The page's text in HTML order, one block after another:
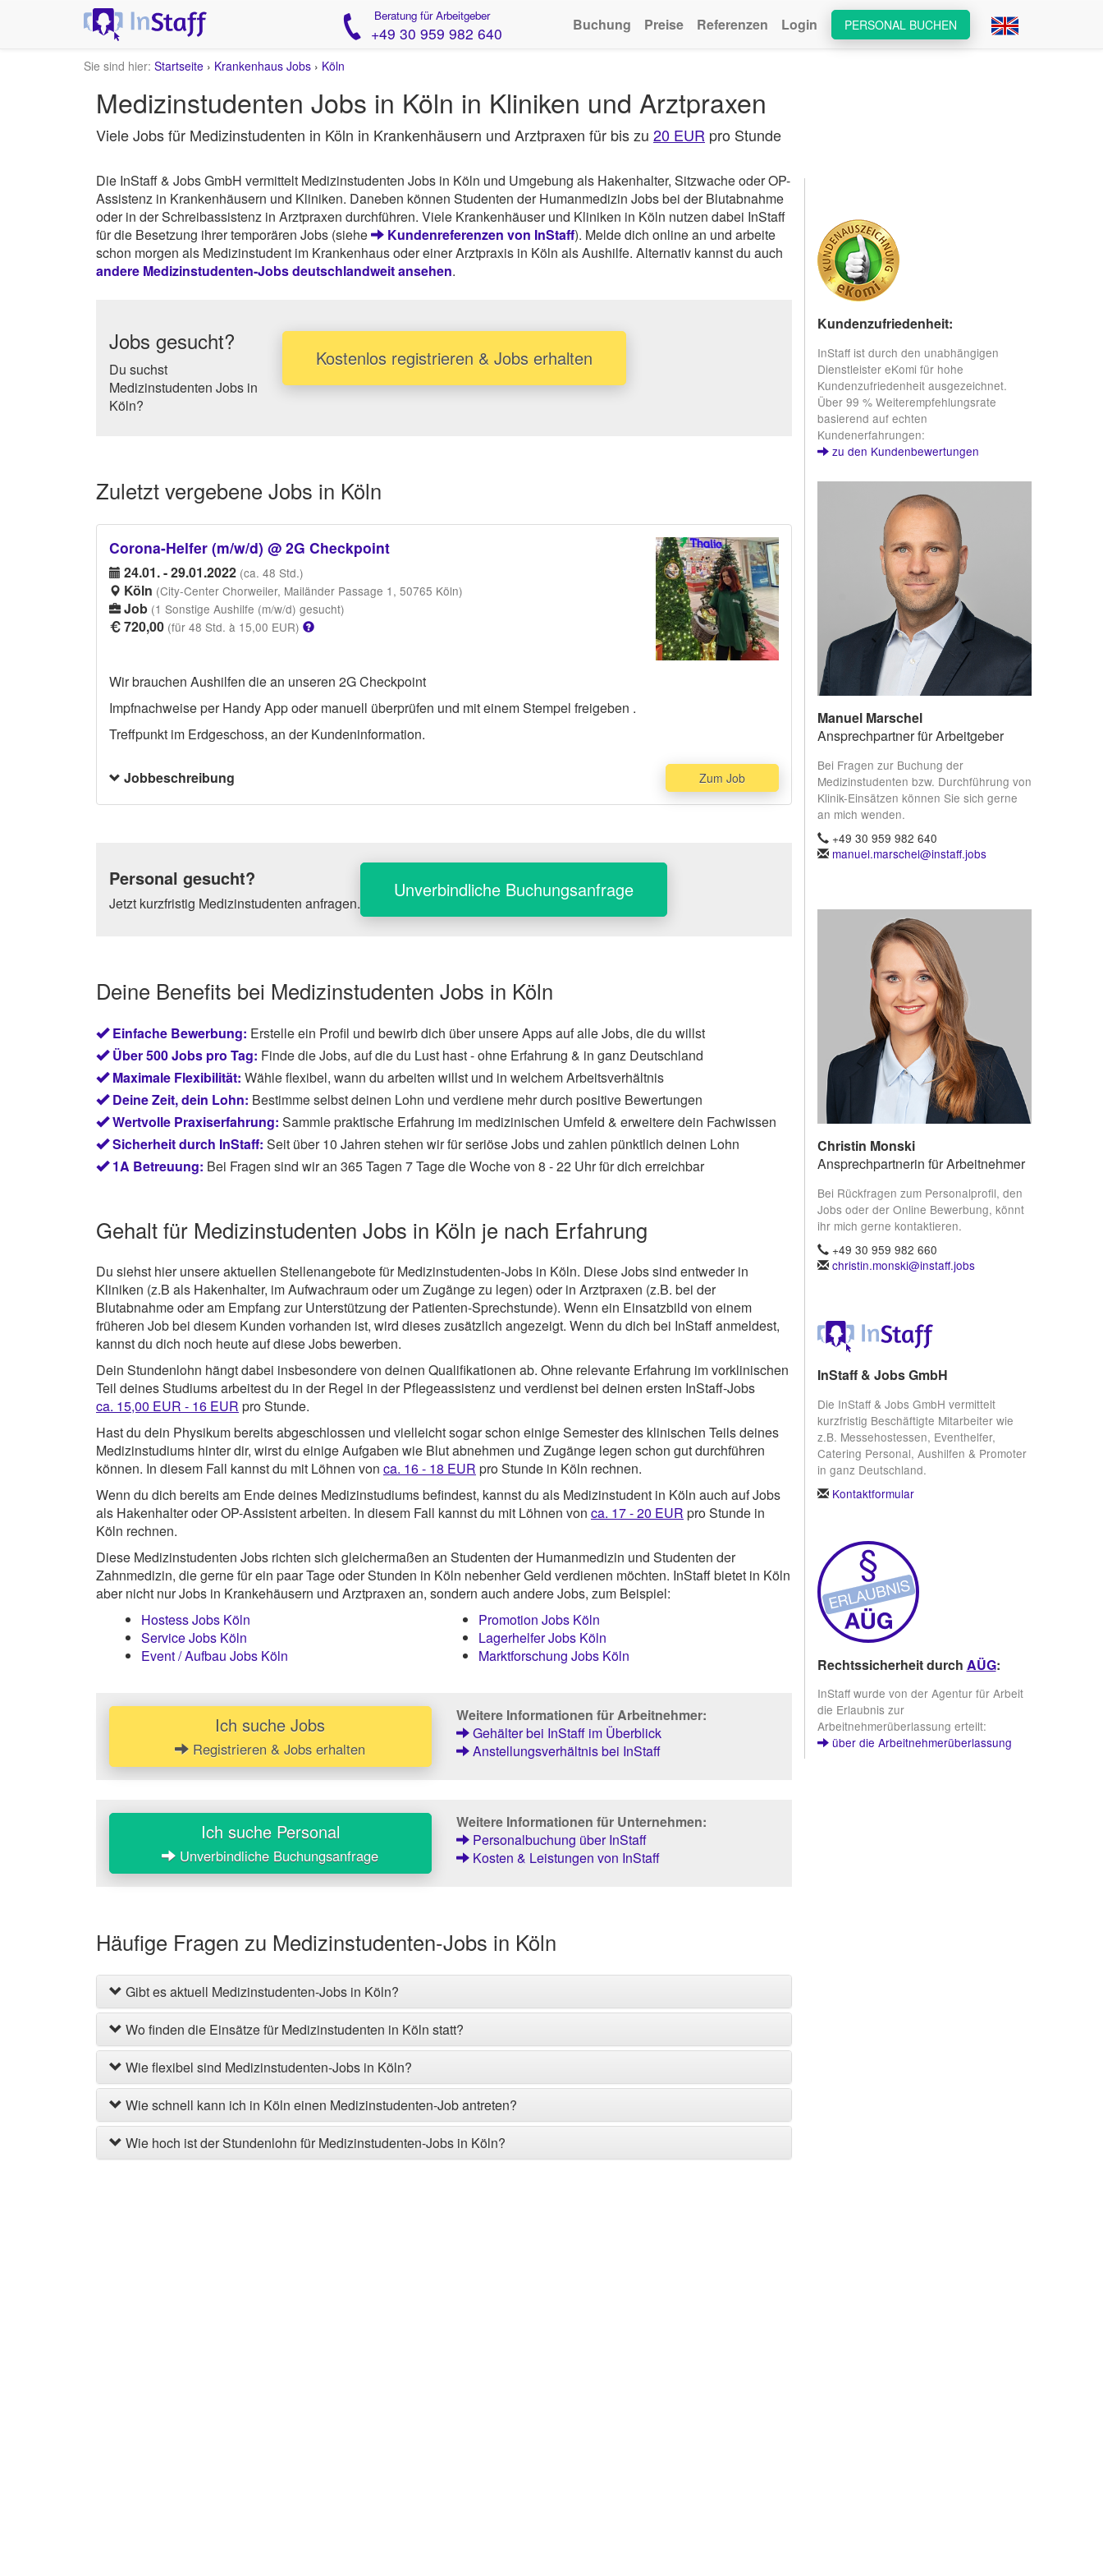
Beratung für Arbeitgeber
+49 30 959 982 640 PERSONAL BUCHEN
Buchung Preise Referenzen Login
Sie sind hier: Startseite › Krankenhaus Jobs › Köln
Medizinstudenten Jobs in Köln in Kliniken und Arztpraxen
Viele Jobs für Medizinstudenten in Köln in Krankenhäusern und Arztpraxen für bis zu 20 EUR pro Stunde
Die InStaff & Jobs GmbH vermittelt Medizinstudenten Jobs in Köln und Umgebung als Hakenhalter, Sitzwache oder OP-
Assistenz in Krankenhäusern und Kliniken. Daneben können Studenten der Humanmedizin Jobs bei der Blutabnahme
oder in der Schreibassistenz in Arztpraxen durchführen. Viele Krankenhäuser und Kliniken in Köln nutzen dabei InStaff
für die Besetzung ihrer temporären Jobs (siehe
Kundenreferenzen von InStaff). Melde dich online an und arbeite
schon morgen als Medizinstudent im Krankenhaus oder einer Arztpraxis in Köln als Aushilfe. Alternativ kannst du auch
andere Medizinstudenten-Jobs deutschlandweit ansehen.
Jobs gesucht?
Du suchst
Medizinstudenten Jobs in
Köln?
Kostenlos registrieren & Jobs erhalten
Zuletzt vergebene Jobs in Köln
Corona-Helfer (m/w/d) @ 2G Checkpoint
24.01. - 29.01.2022 (ca. 48 Std.)
Köln (City-Center Chorweiler, Mailänder Passage 1, 50765 Köln)
Job (1 Sonstige Aushilfe (m/w/d) gesucht)
720,00 (für 48 Std. à 15,00 EUR)
Wir brauchen Aushilfen die an unseren 2G Checkpoint
Impfnachweise per Handy App oder manuell überprüfen und mit einem Stempel freigeben .
Treffpunkt im Erdgeschoss, an der Kundeninformation.
Jobbeschreibung Zum Job
Personal gesucht?
Jetzt kurzfristig Medizinstudenten anfragen.
Unverbindliche Buchungsanfrage
Deine Benefits bei Medizinstudenten Jobs in Köln
Einfache Bewerbung: Erstelle ein Profil und bewirb dich über unsere Apps auf alle Jobs, die du willst
Über 500 Jobs pro Tag: Finde die Jobs, auf die du Lust hast - ohne Erfahrung & in ganz Deutschland
Maximale Flexibilität: Wähle flexibel, wann du arbeiten willst und in welchem Arbeitsverhältnis
Deine Zeit, dein Lohn: Bestimme selbst deinen Lohn und verdiene mehr durch positive Bewertungen
Wertvolle Praxiserfahrung: Sammle praktische Erfahrung im medizinischen Umfeld & erweitere dein Fachwissen
Sicherheit durch InStaff: Seit über 10 Jahren stehen wir für seriöse Jobs und zahlen pünktlich deinen Lohn
1A Betreuung: Bei Fragen sind wir an 365 Tagen 7 Tage die Woche von 8 - 22 Uhr für dich erreichbar
Gehalt für Medizinstudenten Jobs in Köln je nach Erfahrung
Du siehst hier unsere aktuellen Stellenangebote für Medizinstudenten-Jobs in Köln. Diese Jobs sind entweder in
Kliniken (z.B als Hakenhalter, im Aufwachraum oder um Zugänge zu legen) oder in Arztpraxen (z.B. bei der
Blutabnahme oder am Empfang zur Unterstützung der Patienten-Sprechstunde). Wenn ein Einsatzbild von einem
früheren Job bei diesem Kunden vorhanden ist, wird dieses zusätzlich angezeigt. Wenn du dich bei InStaff anmeldest,
kannst du dich noch heute auf diese Jobs bewerben.
Dein Stundenlohn hängt dabei insbesondere von deinen Qualifikationen ab. Ohne relevante Erfahrung im vorklinischen
Teil deines Studiums arbeitest du in der Regel in der Pflegeassistenz und verdienst bei deinen ersten InStaff-Jobs
ca. 15,00 EUR - 16 EUR pro Stunde.
Hast du dein Physikum bereits abgeschlossen und vielleicht sogar schon einige Semester des klinischen Teils deines
Medizinstudiums hinter dir, wirst du einige Aufgaben wie Blut abnehmen und Zugänge legen schon gut durchführen
können. In diesem Fall kannst du mit Löhnen von ca. 16 - 18 EUR pro Stunde in Köln rechnen.
Wenn du dich bereits am Ende deines Medizinstudiums befindest, kannst du als Medizinstudent in Köln auch auf Jobs
als Hakenhalter oder OP-Assistent arbeiten. In diesem Fall kannst du mit Löhnen von ca. 17 - 20 EUR pro Stunde in
Köln rechnen.
Diese Medizinstudenten Jobs richten sich gleichermaßen an Studenten der Humanmedizin und Studenten der
Zahnmedizin, die gerne für ein paar Tage oder Stunden in Köln nebenher Geld verdienen möchten. InStaff bietet in Köln
aber nicht nur Jobs in Krankehäusern und Arztpraxen an, sondern auch andere Jobs, zum Beispiel:
Hostess Jobs Köln
Service Jobs Köln
Event / Aufbau Jobs Köln
Promotion Jobs Köln
Lagerhelfer Jobs Köln
Marktforschung Jobs Köln
Ich suche Jobs
Registrieren & Jobs erhalten
Weitere Informationen für Arbeitnehmer:
Gehälter bei InStaff im Überblick
Anstellungsverhältnis bei InStaff
Ich suche Personal
Unverbindliche Buchungsanfrage
Weitere Informationen für Unternehmen:
Personalbuchung über InStaff
Kosten & Leistungen von InStaff
Häufige Fragen zu Medizinstudenten-Jobs in Köln
Gibt es aktuell Medizinstudenten-Jobs in Köln?
Wo finden die Einsätze für Medizinstudenten in Köln statt?
Wie flexibel sind Medizinstudenten-Jobs in Köln?
Wie schnell kann ich in Köln einen Medizinstudenten-Job antreten?
Wie hoch ist der Stundenlohn für Medizinstudenten-Jobs in Köln?
Kundenzufriedenheit:
InStaff ist durch den unabhängigen
Dienstleister eKomi für hohe
Kundenzufriedenheit ausgezeichnet.
Über 99 % Weiterempfehlungsrate
basierend auf echten
Kundenerfahrungen:
zu den Kundenbewertungen
Manuel Marschel
Ansprechpartner für Arbeitgeber
Bei Fragen zur Buchung der
Medizinstudenten bzw. Durchführung von
Klinik-Einsätzen können Sie sich gerne
an mich wenden.
+49 30 959 982 640
manuel.marschel@instaff.jobs
Christin Monski
Ansprechpartnerin für Arbeitnehmer
Bei Rückfragen zum Personalprofil, den
Jobs oder der Online Bewerbung, könnt
ihr mich gerne kontaktieren.
+49 30 959 982 660
christin.monski@instaff.jobs
InStaff & Jobs GmbH
Die InStaff & Jobs GmbH vermittelt
kurzfristig Beschäftigte Mitarbeiter wie
z.B. Messehostessen, Eventhelfer,
Catering Personal, Aushilfen & Promoter
in ganz Deutschland.
Kontaktformular
Rechtssicherheit durch AÜG:
InStaff wurde von der Agentur für Arbeit
die Erlaubnis zur
Arbeitnehmerüberlassung erteilt:
über die Arbeitnehmerüberlassung